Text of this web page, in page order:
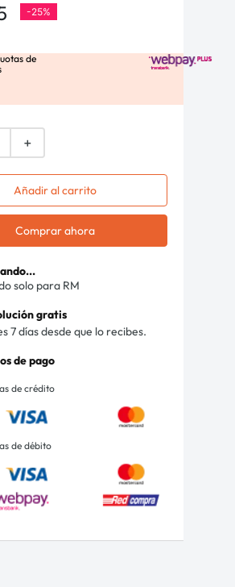
-25%
de
＋
Añadir al carrito
Comprar ahora
solo para RM
gratis
7 días desde que lo recibes.
de pago
de crédito
de débito